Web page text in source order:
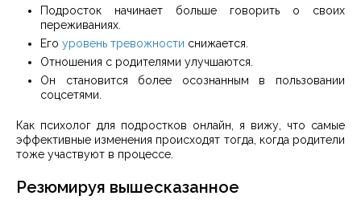
Подросток начинает больше говорить о своих
переживаниях.
Его уровень тревожности снижается.
Отношения с родителями улучшаются.
Он становится более осознанным в пользовании
соцсетями.
Как психолог для подростков онлайн, я вижу, что самые
эффективные изменения происходят тогда, когда родители
тоже участвуют в процессе.
Резюмируя вышесказанное